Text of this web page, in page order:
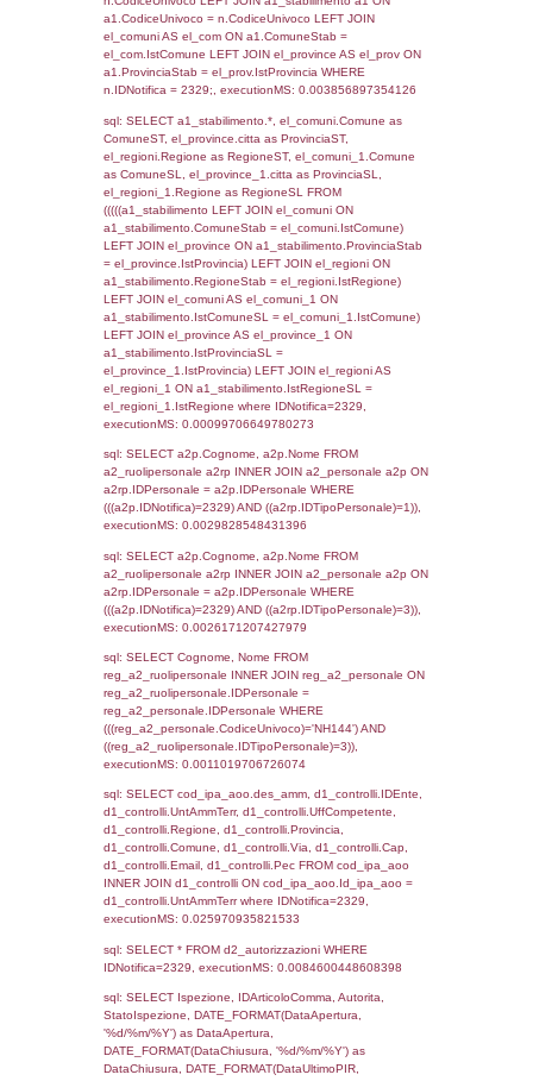
SEZIONE L (pubblico) - INFORMAZIONI
INCIDENTALI CON IMPATTO
STABILIMENTO
Indietro
Debug
sql: SELECT COUNT(*) FROM `userlevels`
`userlevelid` = -2, executionMS:
sql: SELECT `userlevelid`, `userlevelname`
sql: SELECT COUNT(*) FROM
WHERE `userlevelid` = -2, executionMS:
sql: SELECT `tablename`, `userlevelid`,
`userlevelpermissions` WHERE `userlevelid`
sql: SELECT a1.RagioneSociale,
localita, el_prov.citta AS provincia,
DATE(n.DataInvioNotifica) as
LEFT JOIN infostabilimento i ON
n.CodiceUnivoco LEFT JOIN
a1.CodiceUnivoco = n.CodiceUnivoco LEFT
el_comuni AS el_com ON a1.ComuneStab =
el_com.IstComune LEFT JOIN el_province
a1.ProvinciaStab = el_prov.IstProvincia
n.IDNotifica = 2329;, executionMS:
sql: SELECT a1_stabilimento.*,
ComuneST, el_province.citta as
el_regioni.Regione as RegioneST,